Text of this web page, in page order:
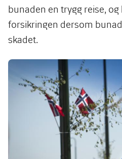
Image
bunaden en trygg reise,
forsikringen dersom
skadet.